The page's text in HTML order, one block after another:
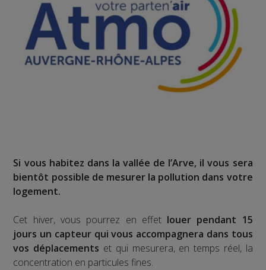
Si vous habitez dans la vallée de l’Arve, il vous sera
bientôt possible de mesurer la pollution dans votre
logement.
Cet hiver, vous pourrez en effetlouer pendant 15
jours un capteur qui vous accompagnera dans tous
vos déplacements et qui mesurera, en temps réel, la
concentration en particules fines.